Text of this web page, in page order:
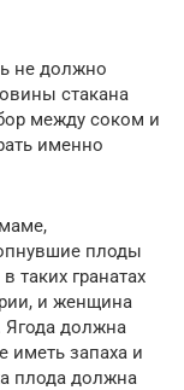
не должно
стакана
между соком и
именно
плоды
гранатах
и женщина
Ягода должна
иметь запаха и
плода должна